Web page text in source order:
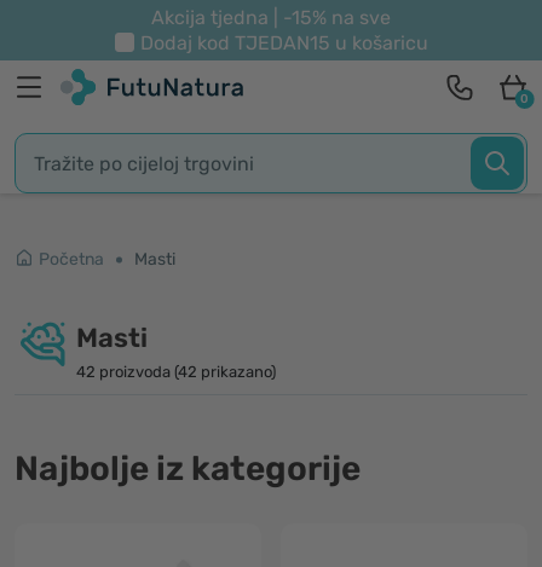
Akcija tjedna | -15% na sve
Dodaj kod TJEDAN15 u košaricu
0
Početna Masti
Masti
42 proizvoda (42 prikazano)
Najbolje iz kategorije